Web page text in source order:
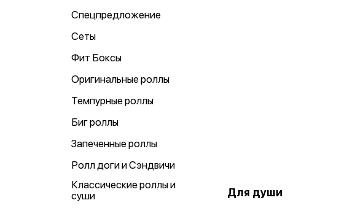
Спецпредложение
Сеты
Фит Боксы
Оригинальные роллы
Темпурные роллы
Биг роллы
Запеченные роллы
Ролл доги и Сэндвичи
Классические роллы и
суши
Для души